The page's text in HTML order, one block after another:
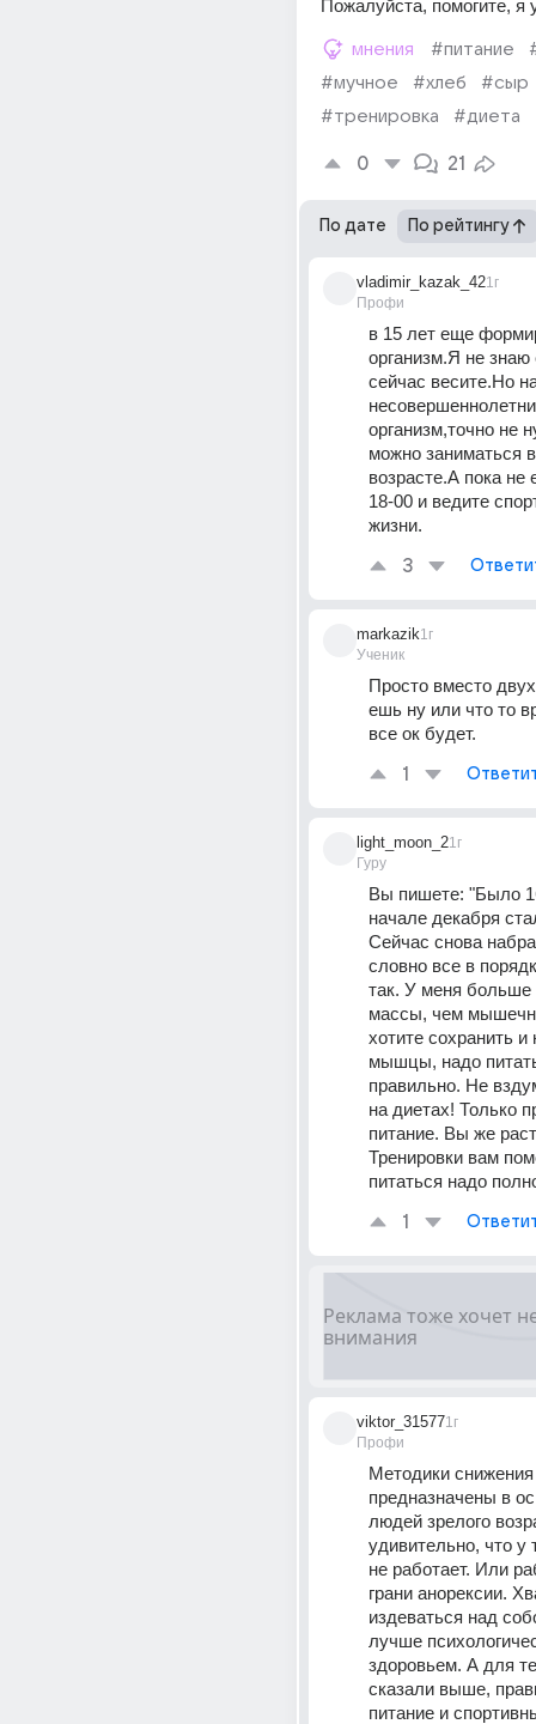
Пожалуйста, помогите, я
мнения #питание
#мучное
#хлеб
#сыр
#тренировка
#диета
0 21
По дате По рейтингу
vladimir_kazak_42
Профи
1г
в 15 лет еще
организм.Я не знаю
сейчас весите.Но
организм,точно не
можно заниматься
возрасте.А пока не
18-00 и ведите
жизни.
3
markazik
Ученик
1г
Просто вместо
ешь ну или что то
все ок будет.
1
light_moon_2
Гуру
1г
Вы пишете: "Было
начале декабря
Сейчас снова
словно все в
так. У меня больше
массы, чем
хотите сохранить и
мышцы, надо
правильно. Не
на диетах! Только
питание. Вы же
Тренировки вам
питаться надо
1
viktor_31577
Профи
1г
Методики
предназначены в
людей зрелого
удивительно, что у
не работает. Или
грани анорексии.
издеваться над
лучше
здоровьем. А для
сказали выше,
питание и